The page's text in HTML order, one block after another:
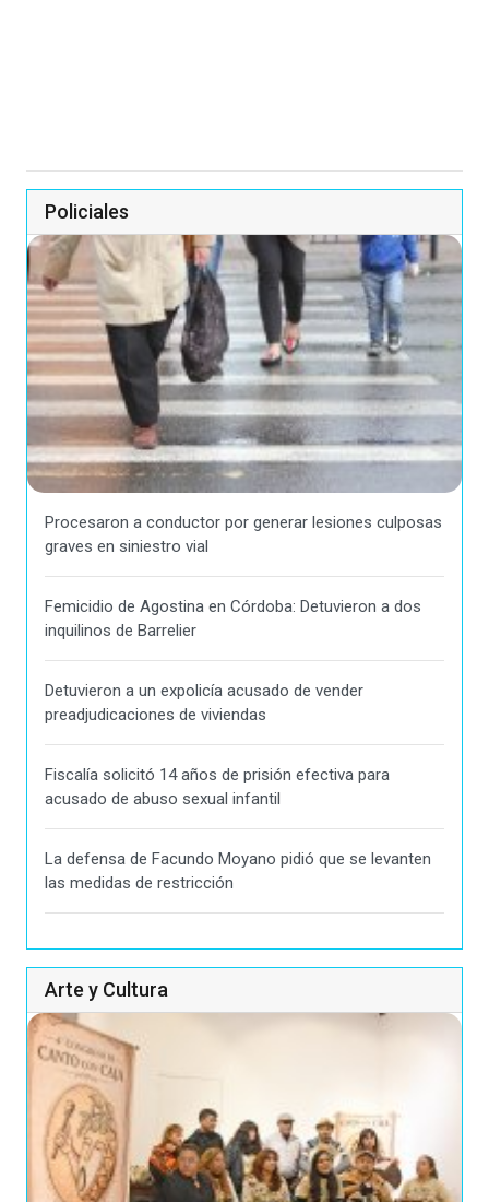
Policiales
Procesaron a conductor por generar lesiones culposas
graves en siniestro vial
Femicidio de Agostina en Córdoba: Detuvieron a dos
inquilinos de Barrelier
Detuvieron a un expolicía acusado de vender
preadjudicaciones de viviendas
Fiscalía solicitó 14 años de prisión efectiva para
acusado de abuso sexual infantil
La defensa de Facundo Moyano pidió que se levanten
las medidas de restricción
Arte y Cultura